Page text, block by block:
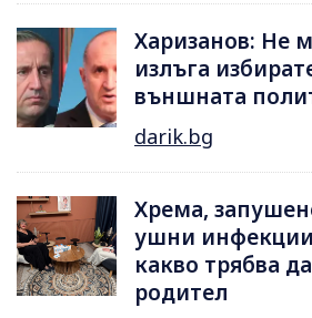
Харизанов: Не
излъга
външната
darik.bg
Хрема,
ушни инфекции
какво трябва
родител